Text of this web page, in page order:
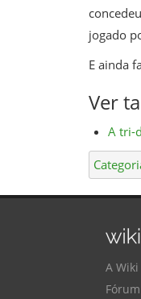
jogado
E ainda
Ver
A tri-
A
Fórum